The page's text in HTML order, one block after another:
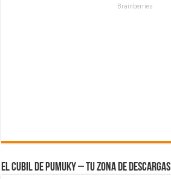
Brainberries
El Cubil de Pumuky – Tu zona de Descargas